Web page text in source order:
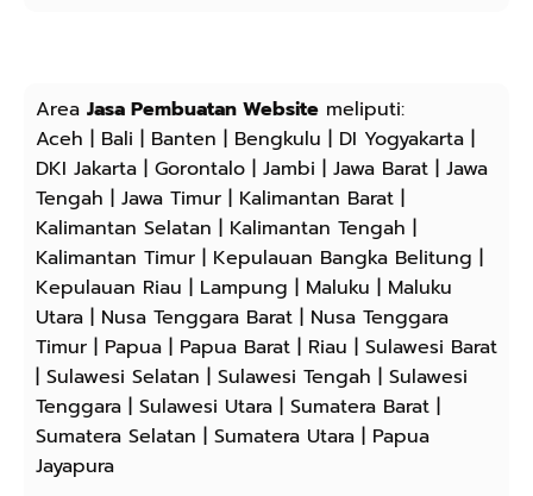
Area Jasa Pembuatan Website meliputi:
Aceh | Bali | Banten | Bengkulu | DI Yogyakarta |
DKI Jakarta | Gorontalo | Jambi | Jawa Barat | Jawa
Tengah | Jawa Timur | Kalimantan Barat |
Kalimantan Selatan | Kalimantan Tengah |
Kalimantan Timur | Kepulauan Bangka Belitung |
Kepulauan Riau | Lampung | Maluku | Maluku
Utara | Nusa Tenggara Barat | Nusa Tenggara
Timur | Papua | Papua Barat | Riau | Sulawesi Barat
| Sulawesi Selatan | Sulawesi Tengah | Sulawesi
Tenggara | Sulawesi Utara | Sumatera Barat |
Sumatera Selatan | Sumatera Utara | Papua
Jayapura